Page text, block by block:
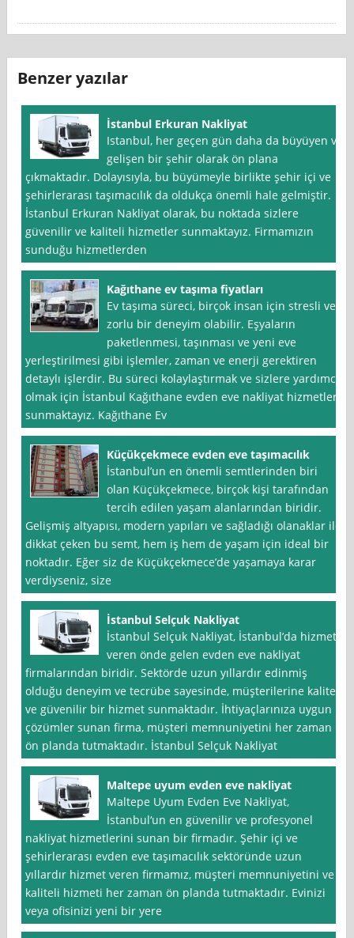
Benzer yazılar
İstanbul Erkuran Nakliyat
Istanbul, her geçen gün daha da büyüyen ve
gelişen bir şehir olarak ön plana
çıkmaktadır. Dolayısıyla, bu büyümeyle birlikte şehir içi ve
şehirlerarası taşımacılık da oldukça önemli hale gelmiştir.
İstanbul Erkuran Nakliyat olarak, bu noktada sizlere
güvenilir ve kaliteli hizmetler sunmaktayız. Firmamızın
sunduğu hizmetlerden
Kağıthane ev taşıma fiyatları
Ev taşıma süreci, birçok insan için stresli ve
zorlu bir deneyim olabilir. Eşyaların
paketlenmesi, taşınması ve yeni eve
yerleştirilmesi gibi işlemler, zaman ve enerji gerektiren
detaylı işlerdir. Bu süreci kolaylaştırmak ve sizlere yardımcı
olmak için İstanbul Kağıthane evden eve nakliyat hizmetleri
sunmaktayız. Kağıthane Ev
Küçükçekmece evden eve taşımacılık
İstanbul’un en önemli semtlerinden biri
olan Küçükçekmece, birçok kişi tarafından
tercih edilen yaşam alanlarından biridir.
Gelişmiş altyapısı, modern yapıları ve sağladığı olanaklar ile
dikkat çeken bu semt, hem iş hem de yaşam için ideal bir
noktadır. Eğer siz de Küçükçekmece’de yaşamaya karar
verdiyseniz, size
İstanbul Selçuk Nakliyat
İstanbul Selçuk Nakliyat, İstanbul’da hizmet
veren önde gelen evden eve nakliyat
firmalarından biridir. Sektörde uzun yıllardır edinmiş
olduğu deneyim ve tecrübe sayesinde, müşterilerine kaliteli
ve güvenilir bir hizmet sunmaktadır. İhtiyaçlarınıza uygun
çözümler sunan firma, müşteri memnuniyetini her zaman
ön planda tutmaktadır. İstanbul Selçuk Nakliyat
Maltepe uyum evden eve nakliyat
Maltepe Uyum Evden Eve Nakliyat,
İstanbul‘un en güvenilir ve profesyonel
nakliyat hizmetlerini sunan bir firmadır. Şehir içi ve
şehirlerarası evden eve taşımacılık sektöründe uzun
yıllardır hizmet veren firmamız, müşteri memnuniyetini ve
kaliteli hizmeti her zaman ön planda tutmaktadır. Evinizi
veya ofisinizi yeni bir yere